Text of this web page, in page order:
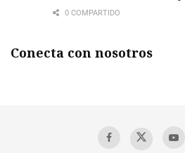
0 COMPARTIDO
Conecta con nosotros